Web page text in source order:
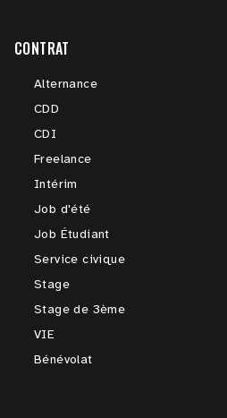
CONTRAT
Alternance
CDD
CDI
Freelance
Intérim
Job d'été
Job Étudiant
Service civique
Stage
Stage de 3ème
VIE
Bénévolat